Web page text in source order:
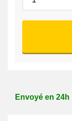
Envoyé en 24h